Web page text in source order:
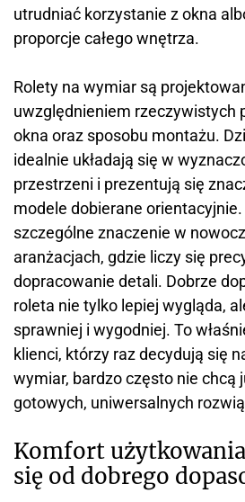
utrudniać korzystanie z okna
proporcje całego wnętrza.
Rolety na wymiar są
uwzględnieniem rzeczywistych
okna oraz sposobu montażu.
idealnie układają się w
przestrzeni i prezentują się
modele dobierane
szczególne znaczenie w
aranżacjach, gdzie liczy się
dopracowanie detali. Dobrze
roleta nie tylko lepiej wygląda,
sprawniej i wygodniej. To
klienci, którzy raz decydują się
wymiar, bardzo często nie chcą
gotowych, uniwersalnych
Komfort
się od dobrego